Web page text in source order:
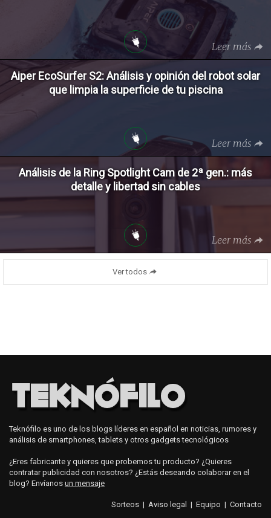
Leer más
Aiper EcoSurfer S2: Análisis y opinión del robot solar
que limpia la superficie de tu piscina
Leer más
Análisis de la Ring Spotlight Cam de 2ª gen.: más
detalle y libertad sin cables
Leer más
Ver todos
Teknófilo es uno de los blogs líderes en español en noticias, rumores y
análisis de smartphones, tablets y otros gadgets tecnológicos
¿Eres fabricante y quieres que probemos tu producto? ¿Quieres
contratar publicidad con nosotros? ¿Estás deseando colaborar en el
blog? Envíanos un mensaje
Sorteos | Aviso legal | Equipo | Contacto